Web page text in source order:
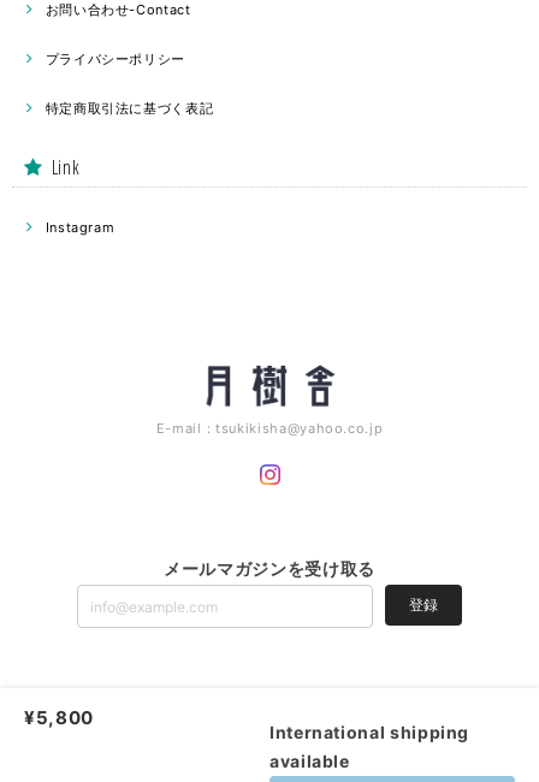
お問い合わせ-Contact
プライバシーポリシー
特定商取引法に基づく表記
Link
Instagram
E-mail：tsukikisha@yahoo.co.jp
メールマガジンを受け取る
登録
月樹舎 tsukikisha 草木染め |
表記
¥5,800
International shipping
available
ショップに質問する